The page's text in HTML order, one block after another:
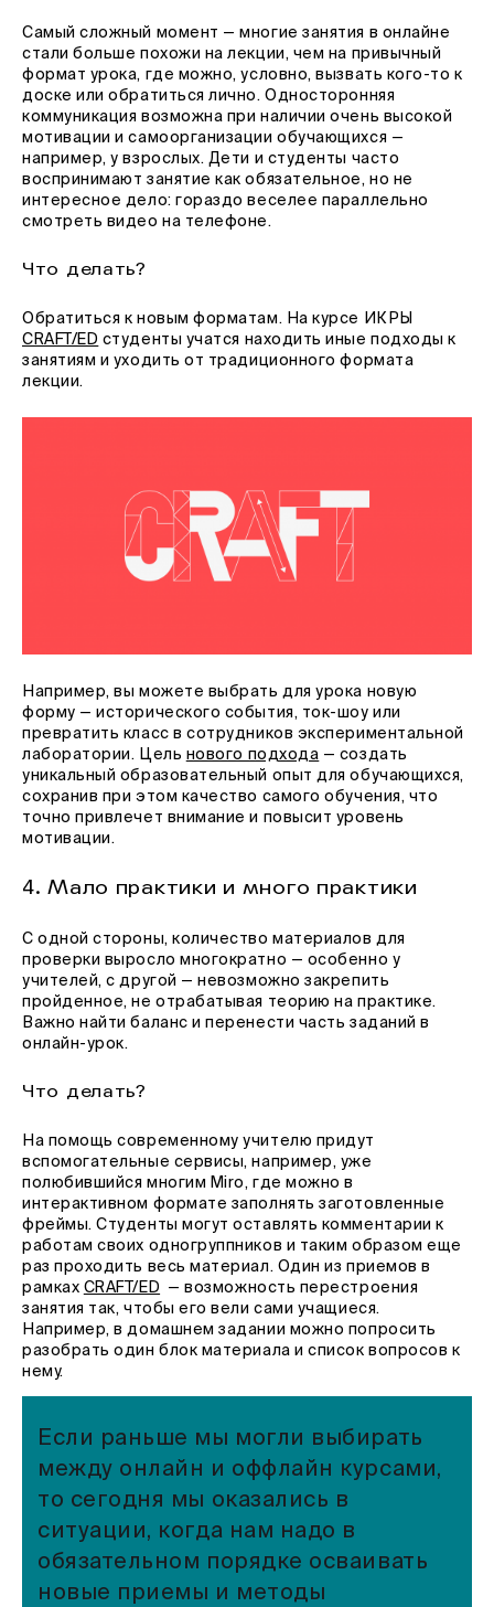
Самый сложный момент — многие занятия в онлайне
стали больше похожи на лекции, чем на привычный
формат урока, где можно, условно, вызвать кого-то к
доске или обратиться лично. Односторонняя
коммуникация возможна при наличии очень высокой
мотивации и самоорганизации обучающихся —
например, у взрослых. Дети и студенты часто
воспринимают занятие как обязательное, но не
интересное дело: гораздо веселее параллельно
смотреть видео на телефоне.
Что делать?
Обратиться к новым форматам. На курсе ИКРЫ
CRAFT/ED студенты учатся находить иные подходы к
занятиям и уходить от традиционного формата
лекции.
Например, вы можете выбрать для урока новую
форму — исторического события, ток-шоу или
превратить класс в сотрудников экспериментальной
лаборатории. Цель нового подхода — создать
уникальный образовательный опыт для обучающихся,
сохранив при этом качество самого обучения, что
точно привлечет внимание и повысит уровень
мотивации.
4. Мало практики и много практики
С одной стороны, количество материалов для
проверки выросло многократно — особенно у
учителей, с другой — невозможно закрепить
пройденное, не отрабатывая теорию на практике.
Важно найти баланс и перенести часть заданий в
онлайн-урок.
Что делать?
На помощь современному учителю придут
вспомогательные сервисы, например, уже
полюбившийся многим Miro, где можно в
интерактивном формате заполнять заготовленные
фреймы. Студенты могут оставлять комментарии к
работам своих одногруппников и таким образом еще
раз проходить весь материал. Один из приемов в
рамках CRAFT/ED — возможность перестроения
занятия так, чтобы его вели сами учащиеся.
Например, в домашнем задании можно попросить
разобрать один блок материала и список вопросов к
нему.
Если раньше мы могли выбирать
между онлайн и оффлайн курсами,
то сегодня мы оказались в
ситуации, когда нам надо в
обязательном порядке осваивать
новые приемы и методы